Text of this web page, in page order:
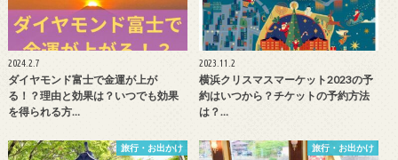
2024.2.7
ダイヤモンド富士で金運が上が
る！？理由と効果は？いつでも効果
を得られる方…
2023.11.2
横浜クリスマスマーケット2023の予
約はいつから？チケットの予約方法
は？…
旅行・お出かけ 旅行・お出かけ